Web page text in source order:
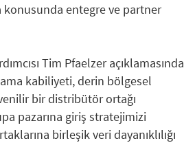
konusunda entegre ve partner
Tim Pfaelzer açıklamasında
kabiliyeti, derin bölgesel
bir distribütör ortağı
pazarına giriş stratejimizi
birleşik veri dayanıklılığı